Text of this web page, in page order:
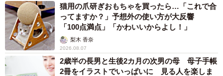
猫用の爪研ぎおもちゃを買ったら…「これで合
ってますか？」予想外の使い方が大反響
「100点満点」「かわいいからよし！」
梨木 香奈
2026.08.07
2歳半の長男と生後2カ月の次男の母 母子手帳
2冊をイラストでいっぱいに 見る人を楽しま